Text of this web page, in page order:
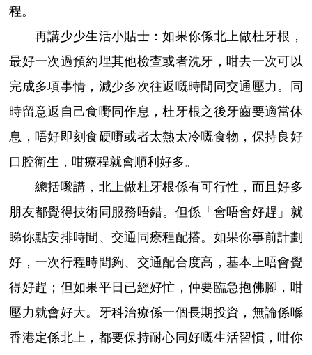
程。
再講少少生活小貼士：如果你係北上做杜牙根，
最好一次過預約埋其他檢查或者洗牙，咁去一次可以
完成多項事情，減少多次往返嘅時間同交通壓力。同
時留意返自己食嘢同作息，杜牙根之後牙齒要適當休
息，唔好即刻食硬嘢或者太熱太冷嘅食物，保持良好
口腔衛生，咁療程就會順利好多。
總括嚟講，北上做杜牙根係有可行性，而且好多
朋友都覺得技術同服務唔錯。但係「會唔會好趕」就
睇你點安排時間、交通同療程配搭。如果你事前計劃
好，一次行程時間夠、交通配合度高，基本上唔會覺
得好趕；但如果平日已經好忙，仲要臨急抱佛腳，咁
壓力就會好大。牙科治療係一個長期投資，無論係喺
香港定係北上，都要保持耐心同好嘅生活習慣，咁你